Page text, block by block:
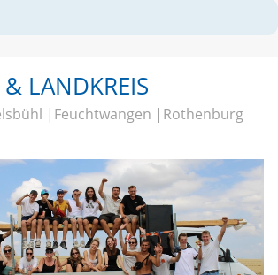
LANDKREIS
Feuchtwangen Rothenburg